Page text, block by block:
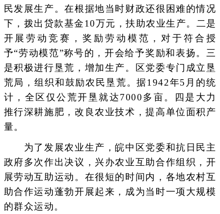
民发展生产。在根据地当时财政还很困难的情况
下，拨出贷款基金10万元，扶助农业生产。二是
开展劳动竞赛，奖励劳动模范，对于符合授
予“劳动模范”称号的，开会给予奖励和表扬。三
是积极进行垦荒，增加生产。区党委专门成立垦
荒局，组织和鼓励农民垦荒。据1942年5月的统
计，全区仅公荒开垦就达7000多亩。四是大力
推行深耕施肥，改良农业技术，提高单位面积产
量。
为了发展农业生产，皖中区党委和抗日民主
政府多次作出决议，兴办农业互助合作组织，开
展劳动互助运动。在很短的时间内，各地农村互
助合作运动蓬勃开展起来，成为当时一项大规模
的群众运动。